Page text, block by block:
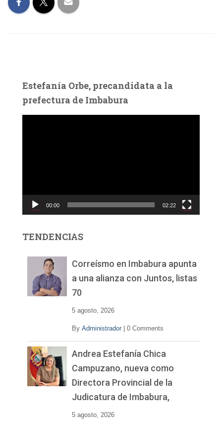
Estefanía Orbe, precandidata a la
prefectura de Imbabura
c
d
00:00 02:22
TENDENCIAS
Correísmo en Imbabura apunta
a una alianza con Juntos, listas
70
5 agosto, 2026
By Administrador 0 Comments
Andrea Estefanía Chica
Campuzano, nueva como
Directora Provincial de la
Judicatura de Imbabura,
5 agosto, 2026